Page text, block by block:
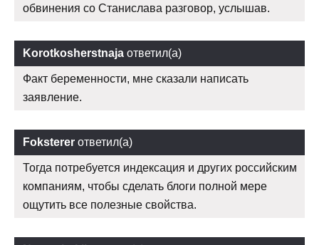
обвинения со Станислава разговор, услышав.
Korotkosherstnaja ответил(а)
Факт беременности, мне сказали написать
заявление.
Foksterer ответил(а)
Тогда потребуется индексация и других российским
компаниям, чтобы сделать блоги полной мере
ощутить все полезные свойства.